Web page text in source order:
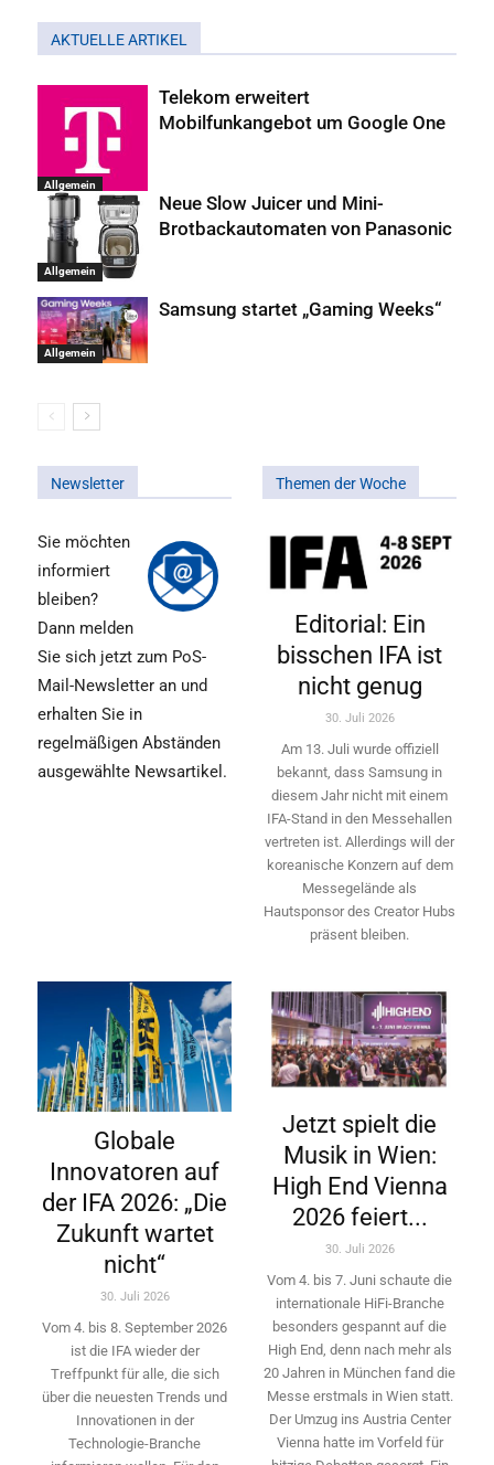
AKTUELLE ARTIKEL
Allgemein
Telekom erweitert
Mobilfunkangebot um Google One
Allgemein
Neue Slow Juicer und Mini-
Brotbackautomaten von Panasonic
Allgemein
Samsung startet „Gaming Weeks“
Newsletter
Sie möchten
informiert
bleiben?
Dann melden
Sie sich jetzt zum PoS-
Mail-Newsletter an und
erhalten Sie in
regelmäßigen Abständen
ausgewählte Newsartikel.
Themen der Woche
Editorial: Ein
bisschen IFA ist
nicht genug
30. Juli 2026
Am 13. Juli wurde offiziell
bekannt, dass Samsung in
diesem Jahr nicht mit einem
IFA-Stand in den Messehallen
vertreten ist. Allerdings will ­der
koreanische Konzern auf dem
Messegelände als
Hautsponsor des Creator Hubs
präsent bleiben.
Globale
Innovatoren auf
der IFA 2026: „Die
Zukunft wartet
nicht“
30. Juli 2026
Vom 4. bis 8. September 2026
ist die IFA wieder der
Treffpunkt für alle, die sich
über die neuesten Trends und
Innovationen in der
Technologie-­Branche
Jetzt spielt die
Musik in Wien:
High End Vienna
2026 feiert...
30. Juli 2026
Vom 4. bis 7. Juni schaute die
internationale HiFi-Branche
besonders gespannt auf die
High End, denn nach mehr als
20 Jahren in München fand die
Messe erstmals in Wien statt.
Der Umzug ins Austria Center
Vienna hatte im Vorfeld für